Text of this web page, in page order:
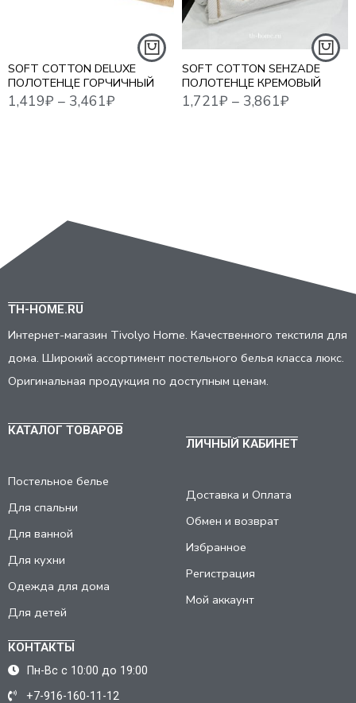
SOFT COTTON DELUXE
ПОЛОТЕНЦЕ ГОРЧИЧНЫЙ
SOFT COTTON SEHZADE
ПОЛОТЕНЦЕ КРЕМОВЫЙ
85*150 СМ. - 1 ШТ.
TH-HOME.RU
Интернет-магазин Tivolyo Home. Качественного текстиля для
дома. Широкий ассортимент постельного белья класса люкс.
Оригинальная продукция по доступным ценам.
КАТАЛОГ ТОВАРОВ
Постельное белье
Для спальни
Для ванной
Для кухни
Одежда для дома
Для детей
ЛИЧНЫЙ КАБИНЕТ
Доставка и Оплата
Обмен и возврат
Избранное
Регистрация
Мой аккаунт
КОНТАКТЫ
Пн-Вс с 10:00 до 19:00
+7-916-160-11-12